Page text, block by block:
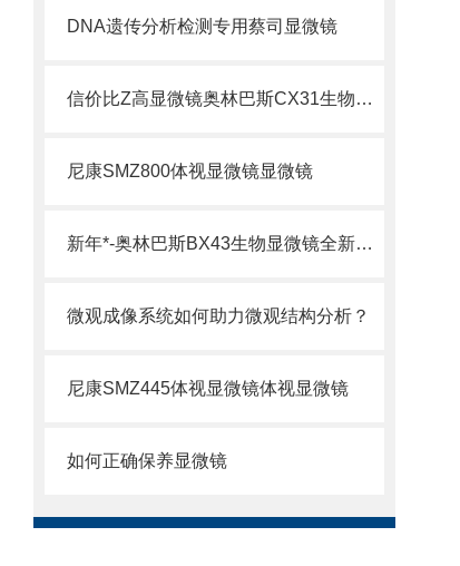
DNA遗传分析检测专用蔡司显微镜
信价比Z高显微镜奥林巴斯CX31生物显微镜CX31奥林巴斯
尼康SMZ800体视显微镜显微镜
新年*-奥林巴斯BX43生物显微镜全新升级奥林巴斯BX43
微观成像系统如何助力微观结构分析？
尼康SMZ445体视显微镜体视显微镜
如何正确保养显微镜